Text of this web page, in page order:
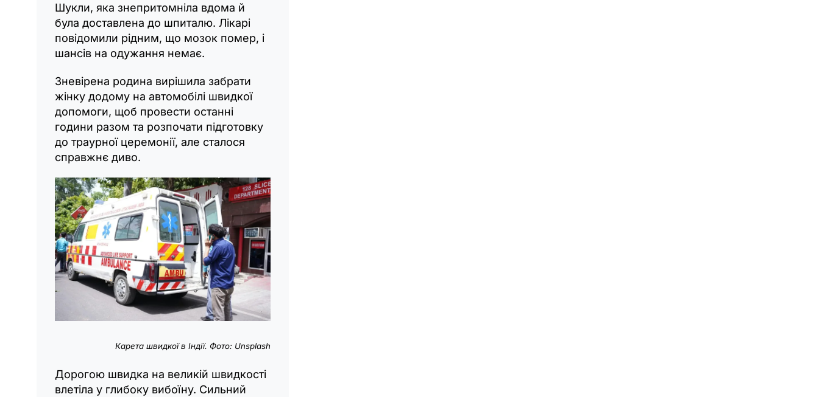
Шукли, яка знепритомніла вдома й
була доставлена до шпиталю. Лікарі
повідомили рідним, що мозок помер, і
шансів на одужання немає.
Зневірена родина вирішила забрати
жінку додому на автомобілі швидкої
допомоги, щоб провести останні
години разом та розпочати підготовку
до траурної церемонії, але сталося
справжнє диво.
Карета швидкої в Індії. Фото: Unsplash
Дорогою швидка на великій швидкості
влетіла у глибоку вибоїну. Сильний